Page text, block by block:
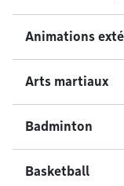
Animations
Arts martiaux
Badminton
Basketball